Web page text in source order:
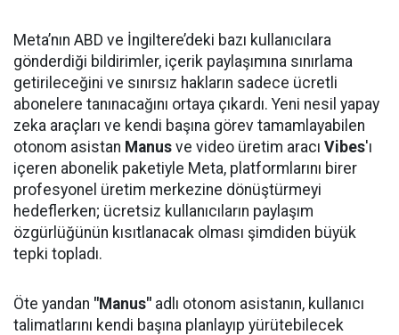
Meta’nın ABD ve İngiltere’deki bazı kullanıcılara
gönderdiği bildirimler, içerik paylaşımına sınırlama
getirileceğini ve sınırsız hakların sadece ücretli
abonelere tanınacağını ortaya çıkardı. Yeni nesil yapay
zeka araçları ve kendi başına görev tamamlayabilen
otonom asistan Manus ve video üretim aracı Vibes'ı
içeren abonelik paketiyle Meta, platformlarını birer
profesyonel üretim merkezine dönüştürmeyi
hedeflerken; ücretsiz kullanıcıların paylaşım
özgürlüğünün kısıtlanacak olması şimdiden büyük
tepki topladı.
Öte yandan "Manus" adlı otonom asistanın, kullanıcı
talimatlarını kendi başına planlayıp yürütebilecek